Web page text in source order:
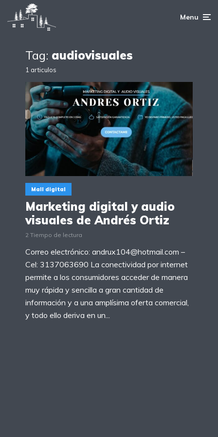
Menu
Tag: audiovisuales
1 articulos
Mall digital
Marketing digital y audio
visuales de Andrés Ortiz
2 Tiempo de lectura
Correo electrónico: andrux104@hotmail.com –
Cel: 3137063690 La conectividad por internet
permite a los consumidores acceder de manera
muy rápida y sencilla a gran cantidad de
información y a una amplísima oferta comercial,
y todo ello deriva en un...